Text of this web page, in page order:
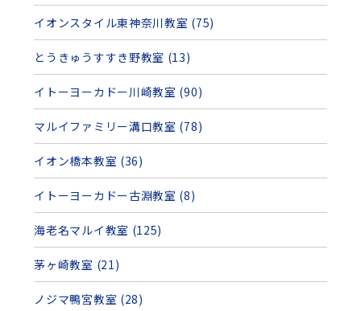
イオンスタイル東神奈川教室 (75)
とうきゅうすすき野教室 (13)
イトーヨーカドー川崎教室 (90)
マルイファミリー溝口教室 (78)
イオン橋本教室 (36)
イトーヨーカドー古淵教室 (8)
海老名マルイ教室 (125)
茅ヶ崎教室 (21)
ノジマ鴨宮教室 (28)